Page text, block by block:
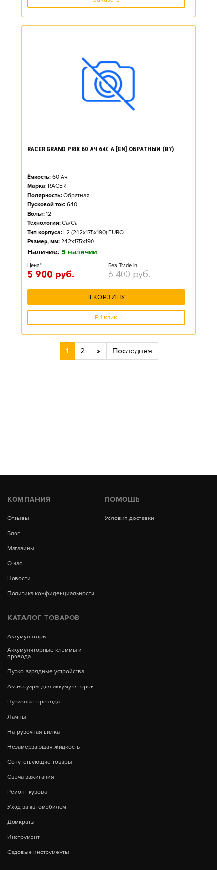
RACER GRAND PRIX 60 АЧ 640 А [EN] ОБРАТНЫЙ (BY)
Ёмкость: 60 Ач
Марка: RACER
Полярность: Обратная
Пусковой ток: 640
Вольт: 12
Технология: Ca/Ca
Тип корпуса: L2 (242x175x190) EURO
Размер, мм: 242x175x190
Наличие: В наличии
Цена*
5 900 руб.
Без Trade-in
6 400 руб.
В КОРЗИНУ
В 1 клик
1 2 » Последняя
КОМПАНИЯ
Отзывы
Блог
Магазины
О нас
Новости
Политика конфиденциальности
ПОМОЩЬ
Условия доставки
КАТАЛОГ ТОВАРОВ
Аккумуляторы
Аккумуляторные клеммы и
провода
Пуско-зарядные устройства
Аксессуары для аккумуляторов
Пусковые провода
Лампы
Нагрузочная вилка
Незамерзающая жидкость
Сопутствующие товары
Свеча зажигания
Ремонт кузова
Уход за автомобилем
Домкраты
Инструмент
Садовые инструменты